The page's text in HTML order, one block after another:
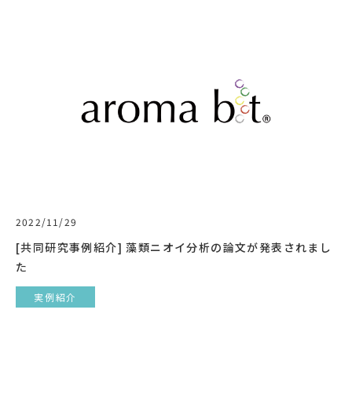
2022/11/29
[共同研究事例紹介] 藻類ニオイ分析の論文が発表されまし
た
実例紹介